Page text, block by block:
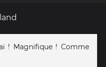
! Magnifique ! Comme